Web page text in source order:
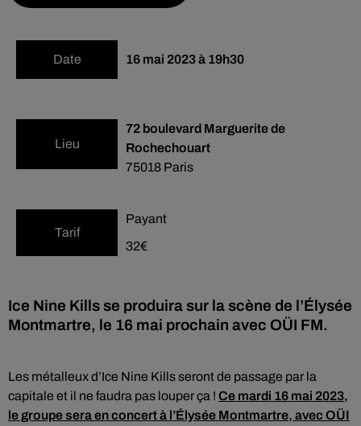
Date 16 mai 2023 à 19h30
Lieu
72 boulevard Marguerite de
Rochechouart
75018 Paris
Tarif
Payant
32€
Ice Nine Kills se produira sur la scène de l’Élysée
Montmartre, le 16 mai prochain avec OÜI FM.
Les métalleux d’Ice Nine Kills seront de passage par la
capitale et il ne faudra pas louper ça ! Ce mardi 16 mai 2023,
le groupe sera en concert à l’Élysée Montmartre, avec OÜI